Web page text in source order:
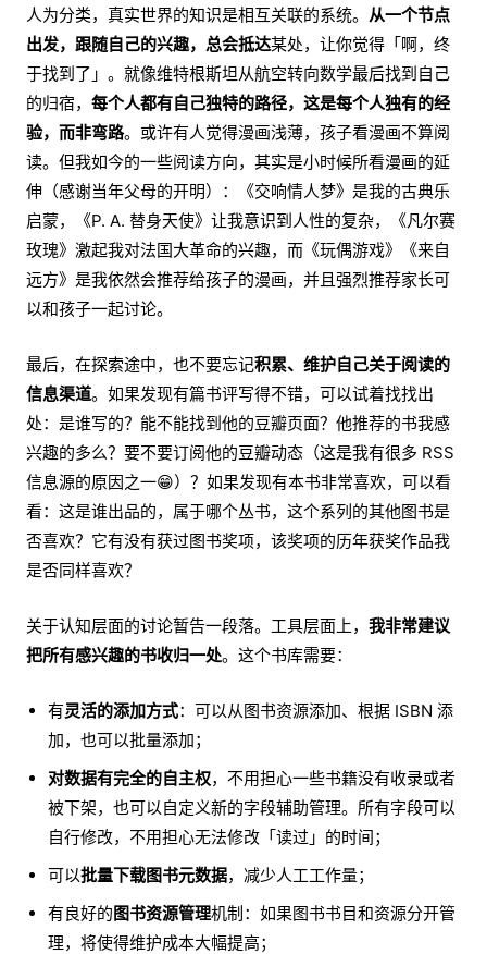
人为分类，真实世界的知识是相互关联的系统。 从一个节点
出发，跟随自己的兴趣，总会抵达某处，让你觉得「啊，终
于找到了」。就像维特根斯坦从航空转向数学最后找到自己
的归宿， 每个人都有自己独特的路径，这是每个人独有的经
验，而非弯路。或许有人觉得漫画浅薄，孩子看漫画不算阅
读。但我如今的一些阅读方向，其实是小时候所看漫画的延
伸（感谢当年父母的开明）：《交响情人梦》是我的古典乐
启蒙，《P. A. 替身天使》让我意识到人性的复杂，《凡尔赛
玫瑰》激起我对法国大革命的兴趣，而《玩偶游戏》《来自
远方》是我依然会推荐给孩子的漫画，并且强烈推荐家长可
以和孩子一起讨论。
最后，在探索途中，也不要忘记积累、维护自己关于阅读的
信息渠道。如果发现有篇书评写得不错，可以试着找找出
处：是谁写的？能不能找到他的豆瓣页面？他推荐的书我感
兴趣的多么？要不要订阅他的豆瓣动态（这是我有很多 RSS
信息源的原因之一😁）？如果发现有本书非常喜欢，可以看
看：这是谁出品的，属于哪个丛书，这个系列的其他图书是
否喜欢？它有没有获过图书奖项，该奖项的历年获奖作品我
是否同样喜欢？
关于认知层面的讨论暂告一段落。工具层面上， 我非常建议
把所有感兴趣的书收归一处。这个书库需要：
有灵活的添加方式：可以从图书资源添加、根据 ISBN 添
加，也可以批量添加；
对数据有完全的自主权，不用担心一些书籍没有收录或者
被下架，也可以自定义新的字段辅助管理。所有字段可以
自行修改，不用担心无法修改「读过」的时间；
可以批量下载图书元数据，减少人工工作量；
有良好的图书资源管理机制：如果图书书目和资源分开管
理，将使得维护成本大幅提高；